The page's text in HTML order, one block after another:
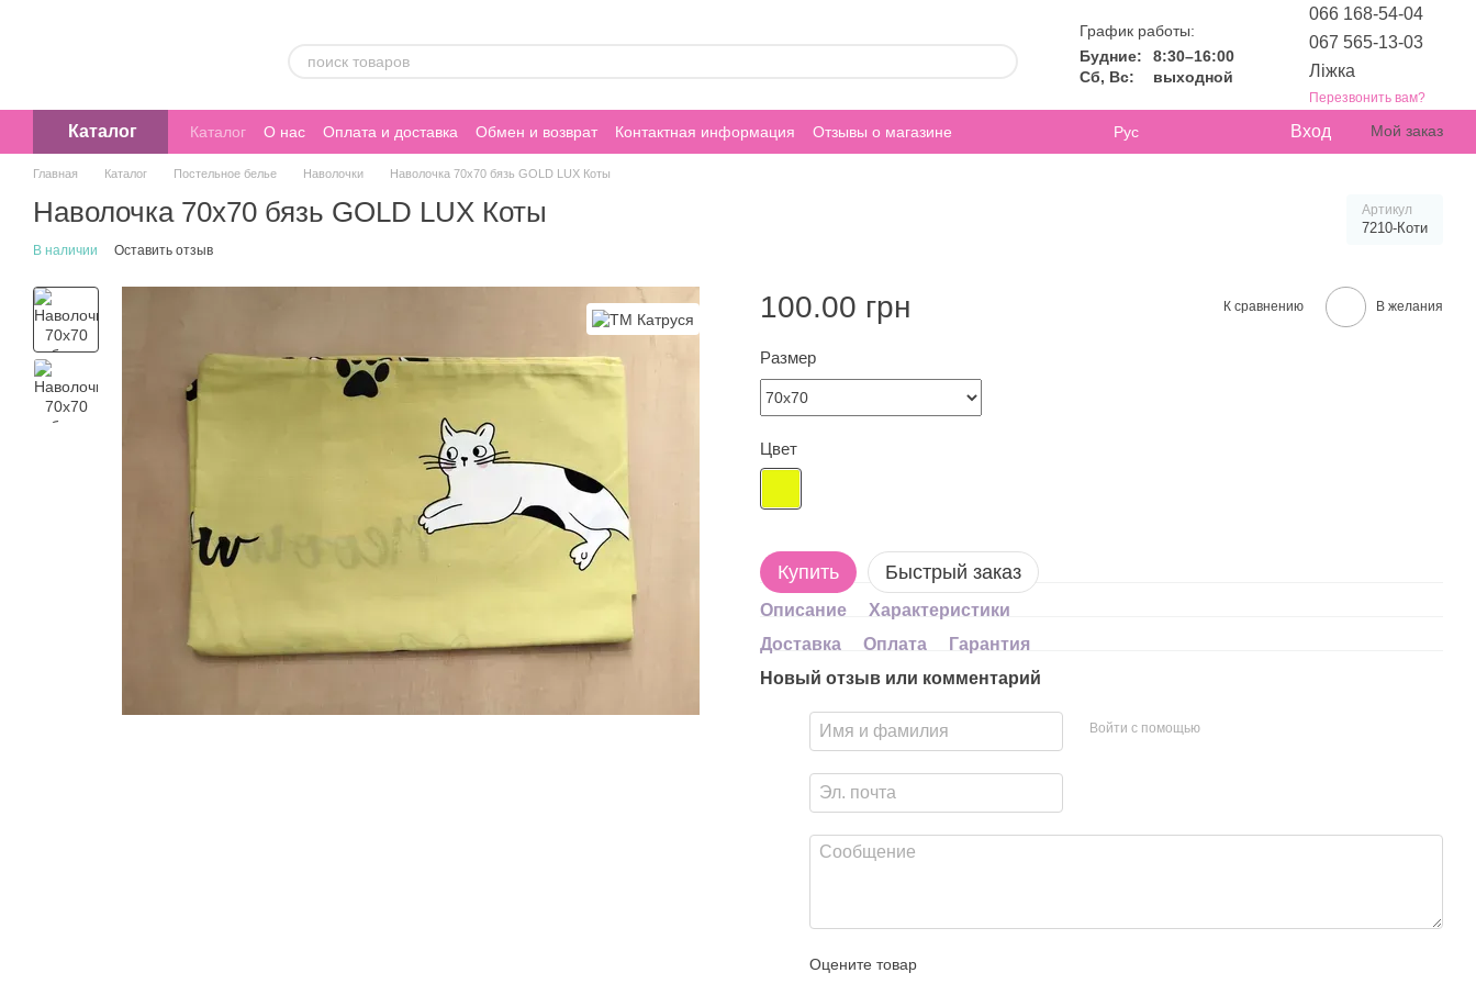
График работы:
Будние:
8:30–16:00
Сб, Вс:
выходной
066 168-54-04
067 565-13-03
Ліжка
Перезвонить вам?
Каталог Каталог О нас Оплата и доставка Обмен и возврат Контактная информация Отзывы о магазине Рус Вход Мой заказ
Главная Каталог Постельное белье Наволочки Наволочка 70х70 бязь GOLD LUX Коты
Наволочка 70х70 бязь GOLD LUX Коты Артикул
7210-Коти
В наличии Оставить отзыв
100.00 грн К сравнению В желания
Размер
Цвет
Купить Быстрый заказ
Описание
Характеристики
Доставка
Оплата
Гарантия
Новый отзыв или комментарий
Войти с помощью
Оцените товар